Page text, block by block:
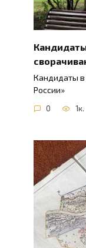
Кандидаты в
России»
0 1к.